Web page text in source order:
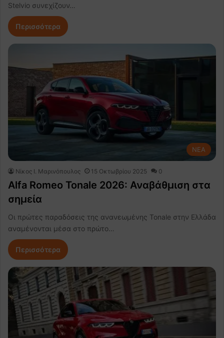
Stelvio συνεχίζουν…
Περισσότερα
NEA
Nίκος Ι. Mαρινόπουλος 15 Οκτωβρίου 2025 0
Alfa Romeo Tonale 2026: Αναβάθμιση στα
σημεία
Οι πρώτες παραδόσεις της ανανεωμένης Tonale στην Ελλάδα
αναμένονται μέσα στο πρώτο…
Περισσότερα